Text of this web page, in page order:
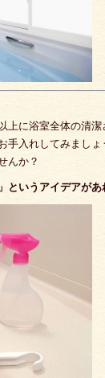
上に浴室全体の清
手入れしてみまし
んか？
というアイデアが